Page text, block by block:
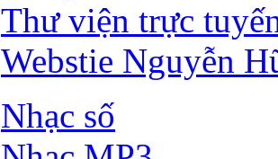
Thư viện trực
Webstie Nguyễn
Nhạc số